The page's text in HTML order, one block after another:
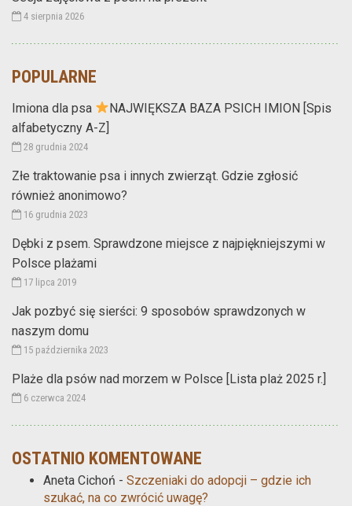
4 sierpnia 2026
POPULARNE
Imiona dla psa
NAJWIĘKSZA BAZA PSICH IMION [Spis
alfabetyczny A-Z]
28 grudnia 2024
Złe traktowanie psa i innych zwierząt. Gdzie zgłosić
również anonimowo?
16 grudnia 2023
Dębki z psem. Sprawdzone miejsce z najpiękniejszymi w
Polsce plażami
17 lipca 2019
Jak pozbyć się sierści: 9 sposobów sprawdzonych w
naszym domu
15 października 2023
Plaże dla psów nad morzem w Polsce [Lista plaż 2025 r.]
6 czerwca 2024
OSTATNIO KOMENTOWANE
Aneta Cichoń - Szczeniaki do adopcji – gdzie ich
szukać, na co zwrócić uwagę?